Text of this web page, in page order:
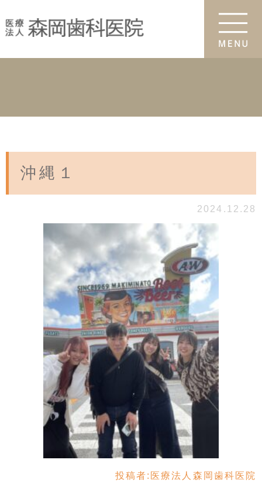
沖縄１
2024.12.28
投稿者: 医療法人森岡歯科医院